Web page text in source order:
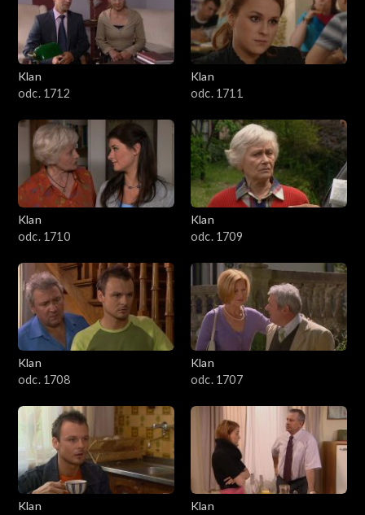
Klan
odc. 1712
Klan
odc. 1711
Klan
odc. 1710
Klan
odc. 1709
Klan
odc. 1708
Klan
odc. 1707
Klan
Klan